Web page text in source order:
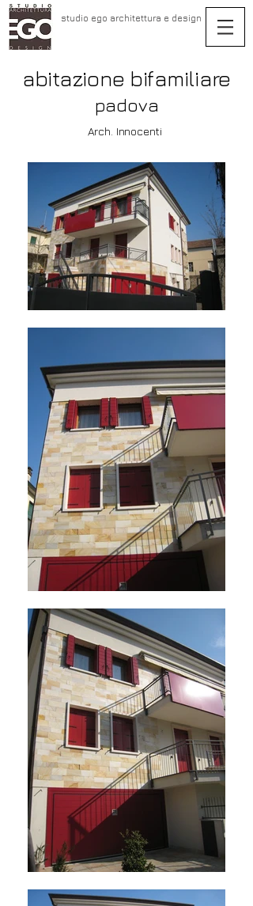
studio ego architettura e design
abitazione bifamiliare
padova
Arch. Innocenti